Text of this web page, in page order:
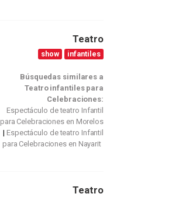
Teatro
show infantiles
Búsquedas similares a
Teatro infantiles para
Celebraciones:
Espectáculo de teatro Infantil
para Celebraciones en Morelos
Espectáculo de teatro Infantil
para Celebraciones en Nayarit
Teatro